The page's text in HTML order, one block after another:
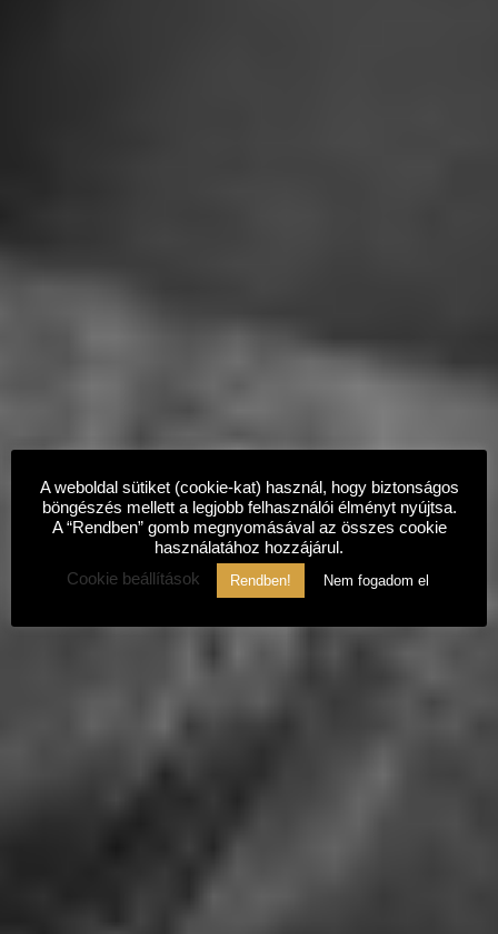
A weboldal sütiket (cookie-kat) használ, hogy biztonságos
böngészés mellett a legjobb felhasználói élményt nyújtsa.
A “Rendben” gomb megnyomásával az összes cookie
használatához hozzájárul.
Cookie beállítások Rendben! Nem fogadom el